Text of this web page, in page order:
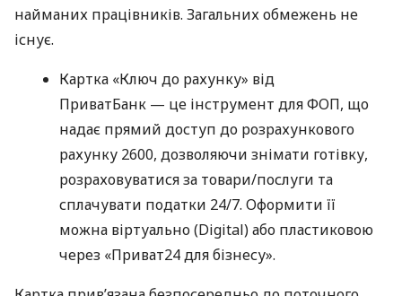
найманих працівників. Загальних обмежень не
існує.
Картка «Ключ до рахунку» від
ПриватБанк — це інструмент для ФОП, що
надає прямий доступ до розрахункового
рахунку 2600, дозволяючи знімати готівку,
розраховуватися за товари/послуги та
сплачувати податки 24/7. Оформити її
можна віртуально (Digital) або пластиковою
через «Приват24 для бізнесу».